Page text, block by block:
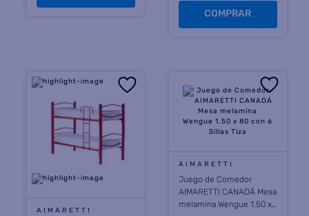
COMPRAR
AIMARETTI
AIMARETTI
Juego de Comedor
AIMARETTI CANADÁ Mesa
melamina Wengue 1.50 x